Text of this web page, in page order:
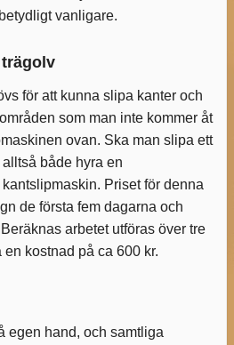
vanligare.
för att kunna slipa kanter och
som man inte kommer åt
ovan. Ska man slipa ett
både hyra en
Priset för denna
de första fem dagarna och
arbetet utföras över tre
kostnad på ca 600 kr.
egen hand, och samtliga